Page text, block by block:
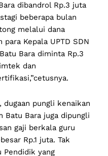
dibandrol Rp.3 juta
beberapa bulan
melalui dana
Kepala UPTD SDN
Bara diminta Rp.3
dan
pungli kenaikan
Batu Bara juga dipungli
gaji berkala guru
Rp.1 juta. Tak
Pendidik yang